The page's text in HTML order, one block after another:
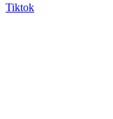
Tiktok